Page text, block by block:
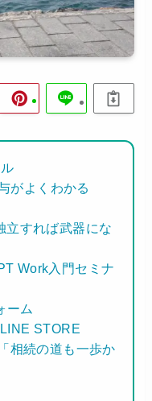
がよくわかる
立すれば武器にな
Work入門セミナ
ーム
STORE
相続の道も一歩か